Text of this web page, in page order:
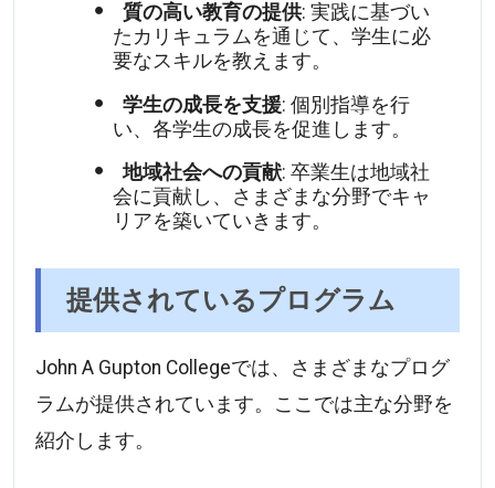
質の高い教育の提供: 実践に基づい
たカリキュラムを通じて、学生に必
要なスキルを教えます。
学生の成長を支援: 個別指導を行
い、各学生の成長を促進します。
地域社会への貢献: 卒業生は地域社
会に貢献し、さまざまな分野でキャ
リアを築いていきます。
提供されているプログラム
John A Gupton Collegeでは、さまざまなプログ
ラムが提供されています。ここでは主な分野を
紹介します。